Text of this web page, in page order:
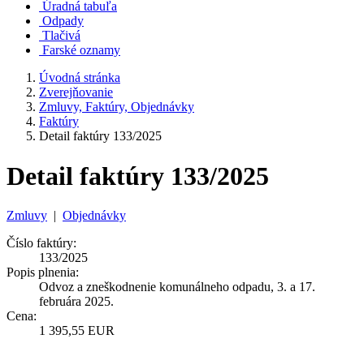
Úradná tabuľa
Odpady
Tlačivá
Farské oznamy
Úvodná stránka
Zverejňovanie
Zmluvy, Faktúry, Objednávky
Faktúry
Detail faktúry 133/2025
Detail faktúry 133/2025
Zmluvy | Objednávky
Číslo faktúry:
133/2025
Popis plnenia:
Odvoz a zneškodnenie komunálneho odpadu, 3. a 17.
februára 2025.
Cena:
1 395,55 EUR